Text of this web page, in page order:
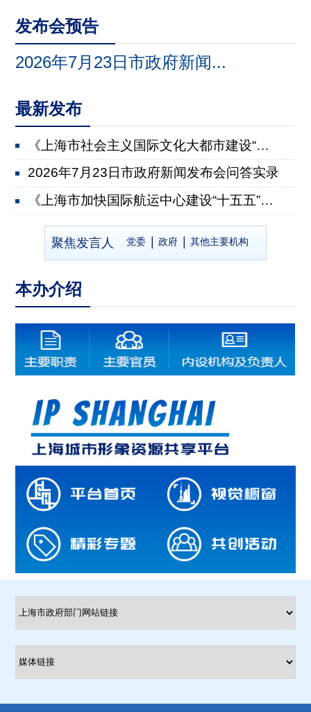
发布会预告
2026年7月23日市政府新闻...
最新发布
《上海市社会主义国际文化大都市建设“十五五”规划》...
2026年7月23日市政府新闻发布会问答实录
《上海市加快国际航运中心建设“十五五”规划》有关情...
2026年7月22日市政府新闻发布会问答实录
2026年7月8日市政府新闻发布会问答实录
聚焦发言人 党委 政府 其他主要机构
本办介绍